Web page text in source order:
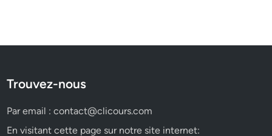
Trouvez-nous
Par email :contact@clicours.com
En visitant cette page sur notre site internet: